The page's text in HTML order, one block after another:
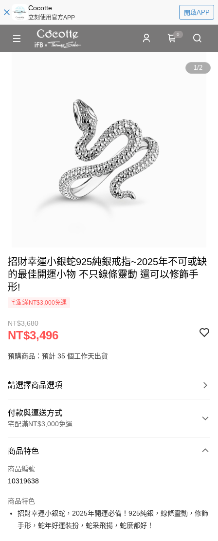
Cocotte
立刻使用官方APP
開啟APP
0
1/2
招財幸運小銀蛇925純銀戒指~2025年不可或缺
的最佳開運小物 不只線條靈動 還可以修飾手
形!
宅配滿NT$3,000免運
NT$3,680
NT$3,496
預購商品：預計 35 個工作天出貨
請選擇商品選項
付款與運送方式
宅配滿NT$3,000免運
信用卡一次付款
LINE Pay
街口支付
悠遊付
商品特色
商品編號
10319638
商品特色
招財幸運小銀蛇，2025年開運必備！925純銀，線條靈動，修飾
手形，蛇年好運裝扮，蛇采飛揚，蛇麼都好！